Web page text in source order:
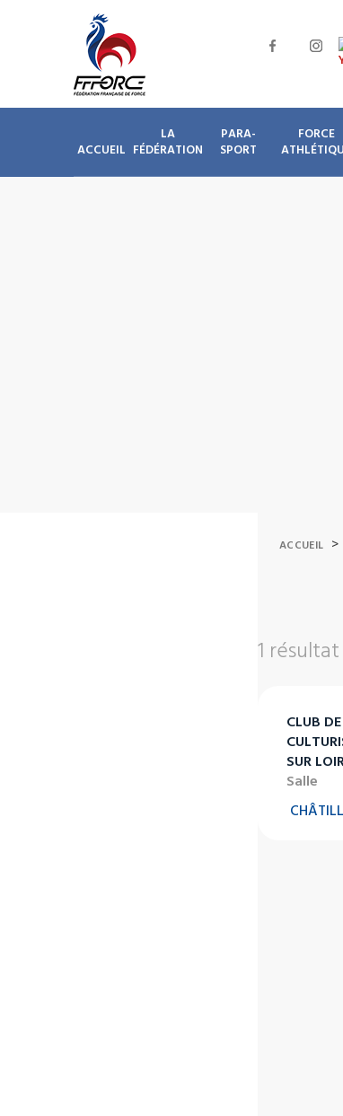
ACCUEIL
LA
FÉDÉRATION
PARA-
SPORT
FORCE
ACCUEIL >
1 résultat
CLUB
SUR
Salle